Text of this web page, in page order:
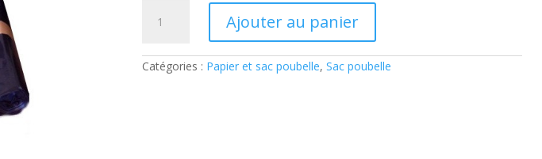
30L
Corbeille
Ajouter au panier
Catégories : Papier et sac poubelle, Sac poubelle